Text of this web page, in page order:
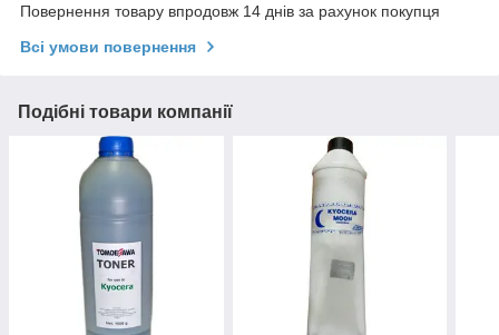
Повернення товару впродовж 14 днів за рахунок покупця
Всі умови повернення
Подібні товари компанії